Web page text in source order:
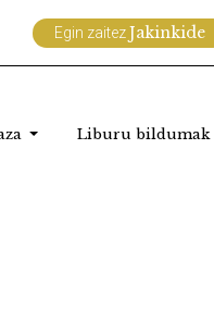
Egin zaitezJakinkide
Liburu bildumak